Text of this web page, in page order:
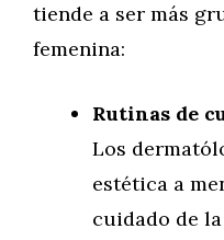
tiende a ser más
femenina:
Rutinas de
Los
estética a
cuidado de